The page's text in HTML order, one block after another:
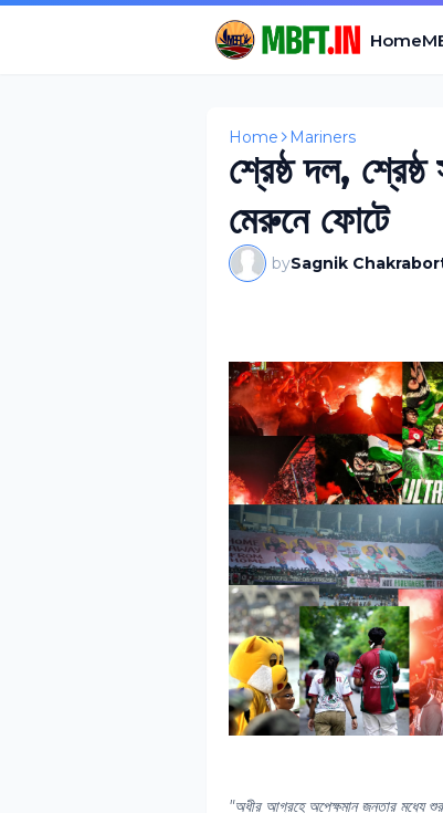
Home
Home Mariners
শ্রেষ্ঠ দল,
মেরুনে ফোটে
bySagnik
"অধীর আগ্রহে অপেক্ষমান জনতার মধ্যে